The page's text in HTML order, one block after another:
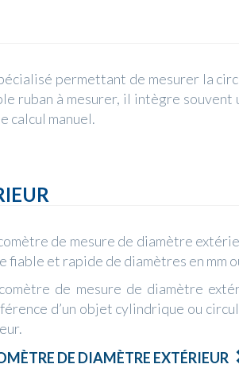
permettant de mesurer la
ruban à mesurer, il intègre
calcul manuel.
de mesure de diamètre
fiable et rapide de diamètres en mm
de mesure de diamètre
d’un objet cylindrique ou
DE DIAMÈTRE EXTÉRIEUR